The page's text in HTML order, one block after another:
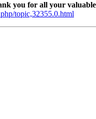
you for all your
topic,32355.0.html